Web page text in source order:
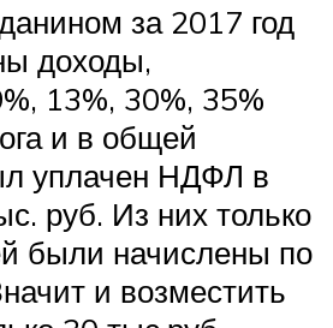
за 2017 год
доходы,
13%, 30%, 35%
и в общей
уплачен НДФЛ в
руб. Из них только
были начислены по
и возместить